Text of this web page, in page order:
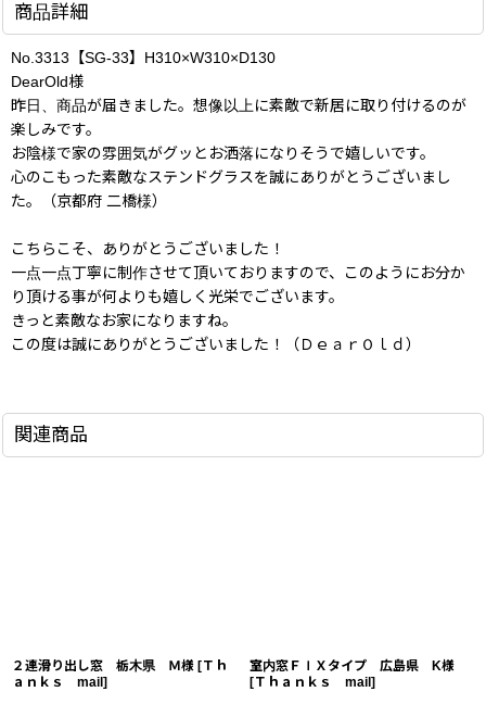
商品詳細
No.3313【SG-33】H310×W310×D130
DearOld様
昨日、商品が届きました。想像以上に素敵で新居に取り付けるのが
楽しみです。
お陰様で家の雰囲気がグッとお洒落になりそうで嬉しいです。
心のこもった素敵なステンドグラスを誠にありがとうございまし
た。（京都府 二橋様）
こちらこそ、ありがとうございました！
一点一点丁寧に制作させて頂いておりますので、このようにお分か
り頂ける事が何よりも嬉しく光栄でございます。
きっと素敵なお家になりますね。
この度は誠にありがとうございました！（ＤｅａｒＯｌｄ）
関連商品
２連滑り出し窓 栃木県 Ｍ様 [Ｔｈ
ａｎｋｓ mail ]
室内窓ＦＩＸタイプ 広島県 K様
[Ｔｈａｎｋｓ mail ]